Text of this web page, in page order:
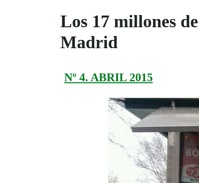
Los 17 millones
Madrid
Nº 4. ABRIL 2015